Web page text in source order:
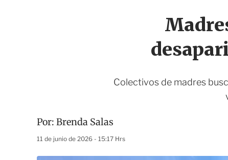
i
o
Colectivos de madres
Por: Brenda Salas
11 de junio de 2026 - 15:17 Hrs